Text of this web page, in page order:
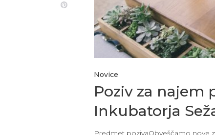
Novice
Poziv za najem
Inkubatorja
Predmet pozivaObveščamo nove